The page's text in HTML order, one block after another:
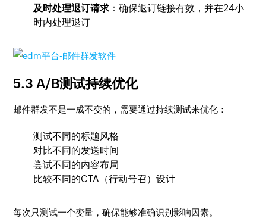
及时处理退订请求：确保退订链接有效，并在24小
时内处理退订
5.3 A/B测试持续优化
邮件群发不是一成不变的，需要通过持续测试来优化：
测试不同的标题风格
对比不同的发送时间
尝试不同的内容布局
比较不同的CTA（行动号召）设计
每次只测试一个变量，确保能够准确识别影响因素。